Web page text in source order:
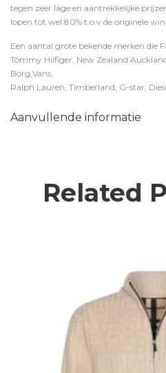
tegen zeer lage en aantrekkelijke
lopen tot wel 80% t.o.v de originele
Een aantal grote bekende merken die
Tommy Hilfiger, New Zealand
Borg,Vans,
Ralph Lauren, Timberland, G-star,
Aanvullende informatie
Related